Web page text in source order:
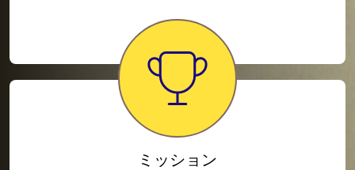
ミッション